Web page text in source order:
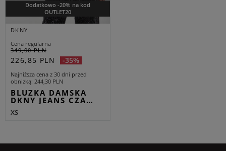
Dodatkowo -20% na kod
OUTLET20
DKNY
Cena regularna
349,00 PLN
226,85 PLN -35%
Najniższa cena z 30 dni przed
obniżką 244,30 PLN
BLUZKA DAMSKA
DKNY JEANS CZA…
XS